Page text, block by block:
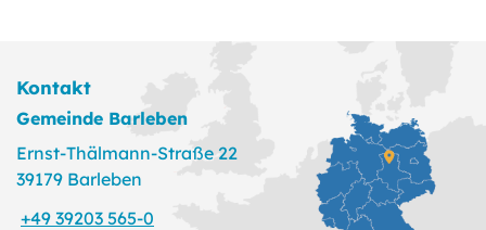
Kontakt
Gemeinde Barleben
Ernst-Thälmann-Straße 22
39179 Barleben
+49 39203 565-0